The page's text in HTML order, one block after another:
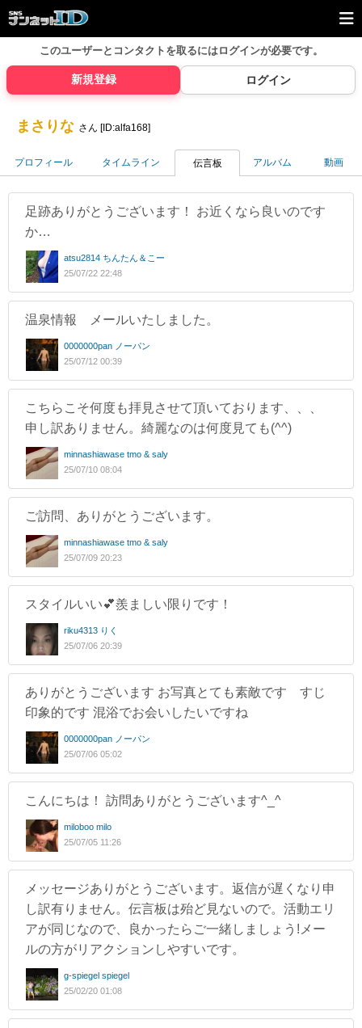
このユーザーとコンタクトを取るにはログインが必要です。
新規登録 ログイン
まさりな さん [ID:alfa168]
プロフィール タイムライン 伝言板 アルバム 動画
足跡ありがとうございます！ お近くなら良いのです
か…
atsu2814 ちんたん＆こー
25/07/22 22:48
温泉情報 メールいたしました。
0000000pan ノーパン
25/07/12 00:39
こちらこそ何度も拝見させて頂いております、、、
申し訳ありません。綺麗なのは何度見ても(^^)
minnashiawase tmo & saly
25/07/10 08:04
ご訪問、ありがとうございます。
minnashiawase tmo & saly
25/07/09 20:23
スタイルいい💕羨ましい限りです！
riku4313 りく
25/07/06 20:39
ありがとうございます お写真とても素敵です すじ
印象的です 混浴でお会いしたいですね
0000000pan ノーパン
25/07/06 05:02
こんにちは！ 訪問ありがとうございます^_^
miloboo milo
25/07/05 11:26
メッセージありがとうございます。返信が遅くなり申
し訳有りません。伝言板は殆ど見ないので。活動エリ
アが同じなので、良かったらご一緒しましょう!メー
ルの方がリアクションしやすいです。
g-spiegel spiegel
25/02/20 01:08